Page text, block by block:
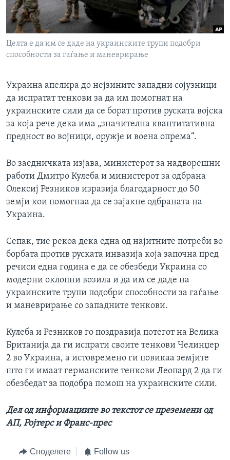
ИНТЕРВЈУА
Јазици
Целта е да им се даде на украинските трупи подобри
способности за гаѓање и маневрирање
Украина апелира до нејзините западни сојузници
да испратат тенкови за да им помогнат на
украинските сили да се борат против руската војска
за која рече дека има „значителна квантитативна
предност во војници, оружје и воена опрема“.
Во заедничката изјава, министерот за надворешни
работи Дмитро Кулеба и министерот за одбрана
Олексиј Резников изразија благодарност до 50
земји кои помогнаа да се зајакне одбраната на
Украина.
Сепак, тие рекоа дека една од најитните потреби во
борбата против руската инвазија која започна пред
речиси една година е да се обезбеди Украина со
модерни оклопни возила и да им се даде на
украинските трупи подобри способности за гаѓање
и маневрирање со западните тенкови.
Кулеба и Резников го поздравија потегот на Велика
Британија да ги испрати своите тенкови Челинџер
2 во Украина, а истовремено ги повикаа земјите
што ги имаат германските тенкови Леопард 2 да ги
обезбедат за подобра помош на украинските сили.
Дел од информациите во текстот се преземени од
АП, Ројтерс и Франс-прес
Споделете Follow us